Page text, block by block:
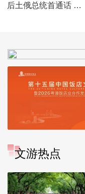
后土俄总统首通话 旨
文游热点